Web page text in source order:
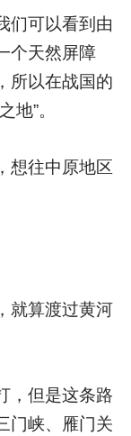
们可以看到由
个天然屏障
所以在战国的
地”。
想往中原地区
就算渡过黄河
，但是这条路
门峡、雁门关